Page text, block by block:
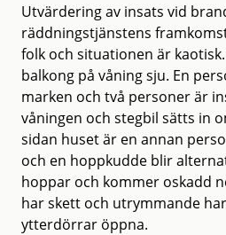
Utvärdering av insats vid
räddningstjänstens
folk och situationen är
balkong på våning sju. En
marken och två personer är
våningen och stegbil sätts in
sidan huset är en annan
och en hoppkudde blir
hoppar och kommer oskadd
har skett och utrymmande
ytterdörrar öppna.